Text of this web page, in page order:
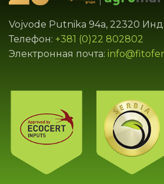
Vojvode Putnika 94a, 22320
Телефон: +381 (0)22 802802
Электронная почта: